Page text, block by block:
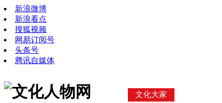
新浪微博
新浪看点
搜狐视频
网易订阅号
头条号
腾讯自媒体
文化大家